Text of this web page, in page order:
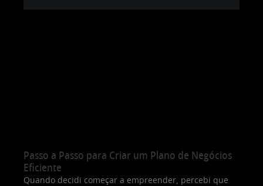
Passo a Passo para Criar um Plano de Negócios
Eficiente
Quando decidi começar a empreender, percebi que